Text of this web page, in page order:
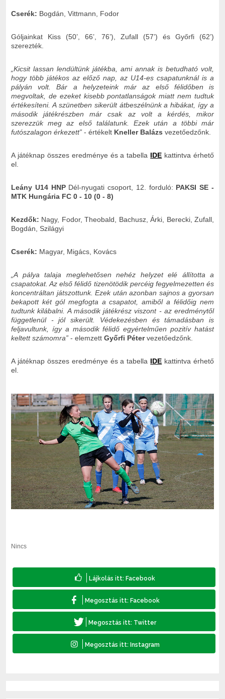
Cserék: Bogdán, Vittmann, Fodor
Góljainkat Kiss (50’, 66’, 76’), Zufall (57’) és Győrfi (62’)
szerezték.
„Kicsit lassan lendültünk játékba, ami annak is betudható volt,
hogy több játékos az előző nap, az U14-es csapatunknál is a
pályán volt. Bár a helyzeteink már az első félidőben is
megvoltak, de ezeket kisebb pontatlanságok miatt nem tudtuk
értékesíteni. A szünetben sikerült átbeszélnünk a hibákat, így a
második játékrészben már csak az volt a kérdés, mikor
szerezzük meg az első találatunk. Ezek után a többi már
futószalagon érkezett” - értékelt Kneller Balázs vezetőedzőnk.
A játéknap összes eredménye és a tabella IDE kattintva érhető
el.
Leány U14 HNPDél-nyugati csoport, 12. forduló: PAKSI SE -
MTK Hungária FC 0 - 10 (0 - 8)
Kezdők: Nagy, Fodor, Theobald, Bachusz, Árki, Berecki, Zufall,
Bogdán, Szilágyi
Cserék: Magyar, Migács, Kovács
„A pálya talaja meglehetősen nehéz helyzet elé állította a
csapatokat. Az első félidő tizenötödik percéig fegyelmezetten és
koncentráltan játszottunk. Ezek után azonban sajnos a gyorsan
bekapott két gól megfogta a csapatot, amiből a félidőig nem
tudtunk kilábalni. A második játékrész viszont - az eredménytől
függetlenül - jól sikerült. Védekezésben és támadásban is
feljavultunk, így a második félidő egyértelműen pozitív hatást
keltett számomra” - elemzett Győrfi Pétervezetőedzőnk.
A játéknap összes eredménye és a tabella IDE kattintva érhető
el.
Nincs